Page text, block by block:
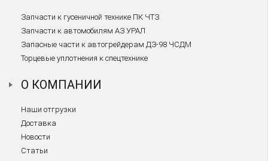
Запчасти к гусеничной технике ПК ЧТЗ
Запчасти к автомобилям АЗ УРАЛ
Запасные части к автогрейдерам ДЗ-98 ЧСДМ
Торцевые уплотнения к спецтехнике
О КОМПАНИИ
Наши отгрузки
Доставка
Новости
Статьи